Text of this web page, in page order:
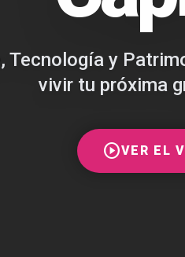
Tecnología y
vivir tu próxima
play_circleVER EL